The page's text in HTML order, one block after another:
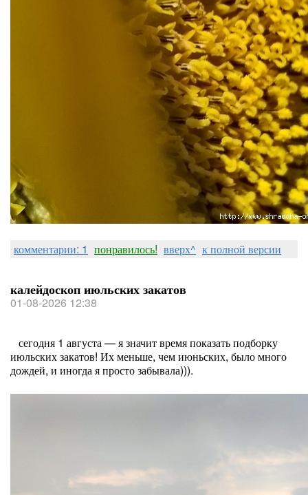
комментарии: 1 понравилось! вверх^ к полной версии
калейдоскоп июльских закатов
01-08-2026 12:38
сегодня 1 августа — я значит время показать подборку
июльских закатов! Их меньше, чем июньских, было много
дождей, и иногда я просто забывала))).